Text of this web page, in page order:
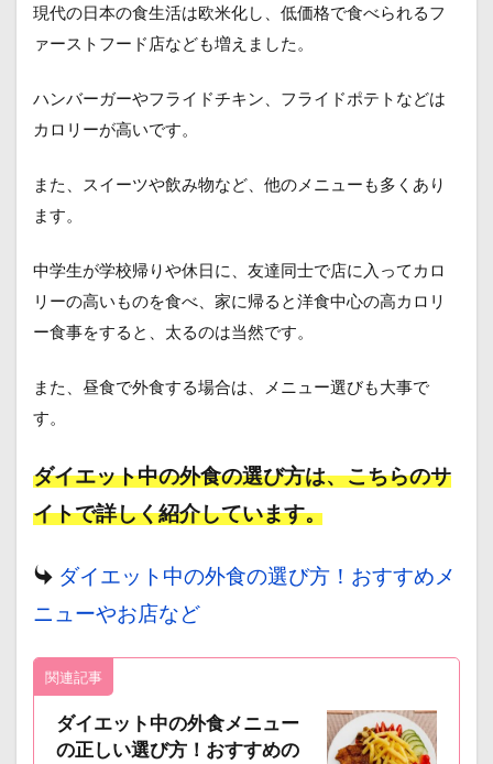
現代の日本の食生活は欧米化し、低価格で食べられるフ
ァーストフード店なども増えました。
ハンバーガーやフライドチキン、フライドポテトなどは
カロリーが高いです。
また、スイーツや飲み物など、他のメニューも多くあり
ます。
中学生が学校帰りや休日に、友達同士で店に入ってカロ
リーの高いものを食べ、家に帰ると洋食中心の高カロリ
ー食事をすると、太るのは当然です。
また、昼食で外食する場合は、メニュー選びも大事で
す。
ダイエット中の外食の選び方は、こちらのサ
イトで詳しく紹介しています。
ダイエット中の外食の選び方！おすすめメ
ニューやお店など
関連記事
ダイエット中の外食メニュー
の正しい選び方！おすすめの